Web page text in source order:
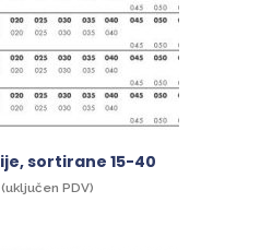
sortirane 15-40
(uključen PDV)